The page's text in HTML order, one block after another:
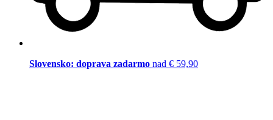
Slovensko: doprava zadarmo nad € 59,90